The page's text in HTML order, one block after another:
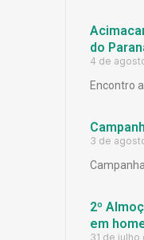
do
4 de
Encontro
3 de
2º
em
31 de julho